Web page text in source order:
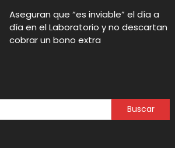
Aseguran que “es inviable” el día a
día en el Laboratorio y no descartan
cobrar un bono extra